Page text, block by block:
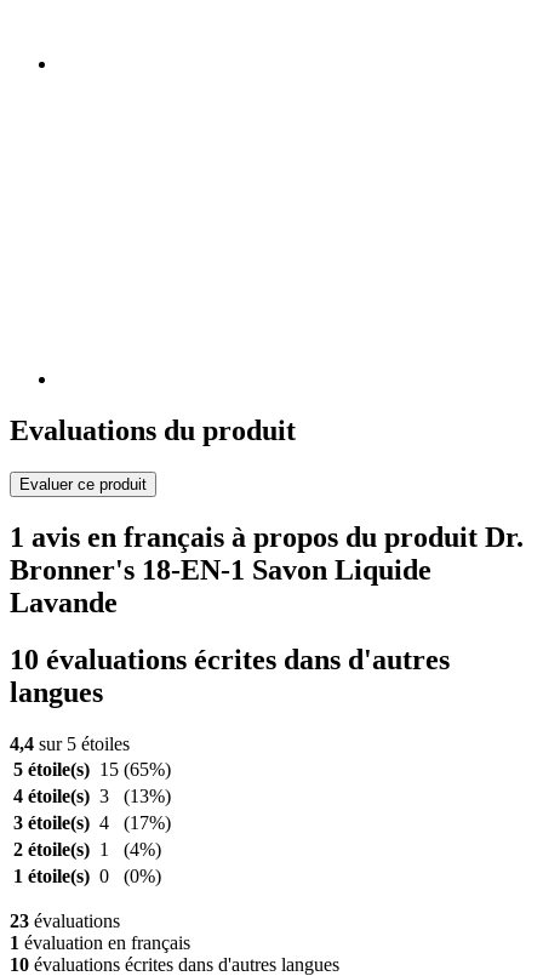
Evaluations du produit
Evaluer ce produit
1 avis en français à propos du produit Dr.
Bronner's 18-EN-1 Savon Liquide
Lavande
10 évaluations écrites dans d'autres
langues
4,4 sur 5 étoiles
5 étoile(s) 15 (65%)
4 étoile(s) 3
(13%)
3 étoile(s) 4
(17%)
2 étoile(s) 1
(4%)
1 étoile(s) 0 (0%)
23 évaluations
1 évaluation en français
10 évaluations écrites dans d'autres langues